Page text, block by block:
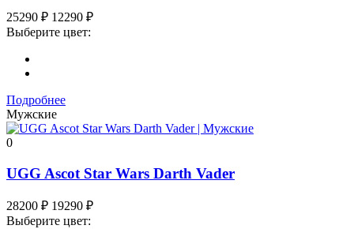
25290 ₽ 12290 ₽
Выберите цвет:
Подробнее
Мужские
0
UGG Ascot Star Wars Darth Vader
28200 ₽ 19290 ₽
Выберите цвет: